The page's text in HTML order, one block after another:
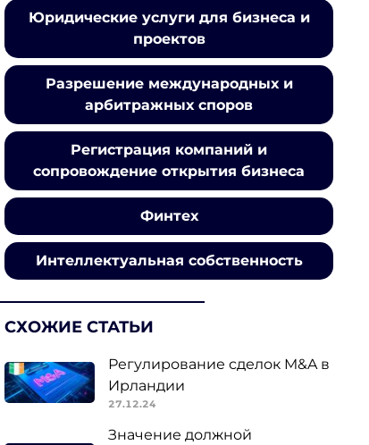
Юридические услуги для бизнеса и
проектов
Разрешение международных и
арбитражных споров
Регистрация компаний и
сопровождение открытия бизнеса
Финтех
Интеллектуальная собственность
СХОЖИЕ СТАТЬИ
Регулирование сделок M&A в
Ирландии
27.12.24
Значение должной